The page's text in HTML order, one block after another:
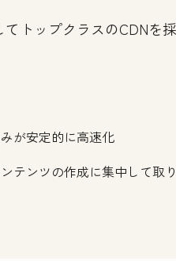
トップクラスのCDNを
が安定的に高速化
テンツの作成に集中して取